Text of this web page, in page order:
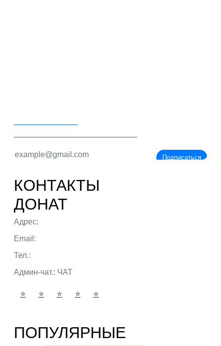
Подписаться
КОНТАКТЫ
ДОНАТ
Адрес:
Email:
Тел.:
Админ-чат.: ЧАТ
⭐ ⭐ ⭐ ⭐ ⭐
ПОПУЛЯРНЫЕ